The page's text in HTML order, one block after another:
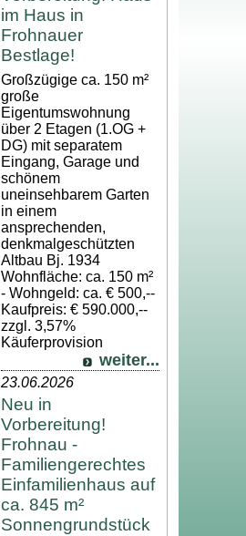
im Haus in
Frohnauer
Bestlage!
Großzügige ca. 150 m²
große
Eigentumswohnung
über 2 Etagen (1.OG +
DG) mit separatem
Eingang, Garage und
schönem
uneinsehbarem Garten
in einem
ansprechenden,
denkmalgeschützten
Altbau Bj. 1934
Wohnfläche: ca. 150 m²
- Wohngeld: ca. € 500,--
Kaufpreis: € 590.000,--
zzgl. 3,57%
Käuferprovision
weiter...
23.06.2026
Neu in
Vorbereitung!
Frohnau -
Familiengerechtes
Einfamilienhaus auf
ca. 845 m²
Sonnengrundstück